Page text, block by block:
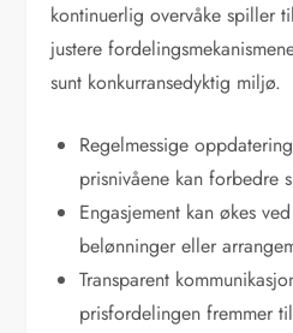
kontinuerlig overvåke spiller
justere
sunt konkurransedyktig miljø.
Regelmessige
prisnivåene kan forbedre
Engasjement kan økes
belønninger eller
Transparent
prisfordelingen fremmer